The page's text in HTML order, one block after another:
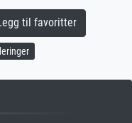
til favoritter